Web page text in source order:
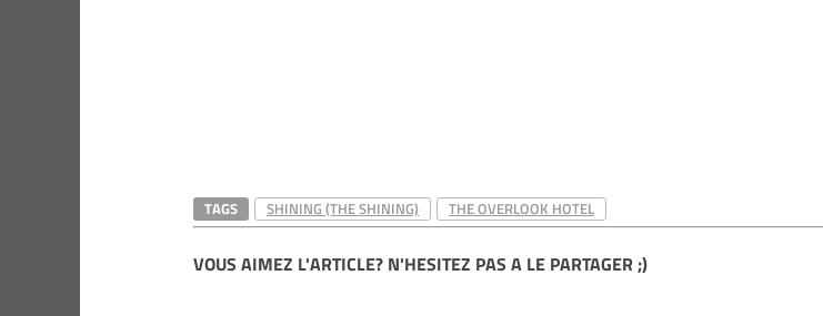
TAGS SHINING (THE SHINING) THE OVERLOOK HOTEL
VOUS AIMEZ L'ARTICLE? N'HESITEZ PAS A LE PARTAGER ;)